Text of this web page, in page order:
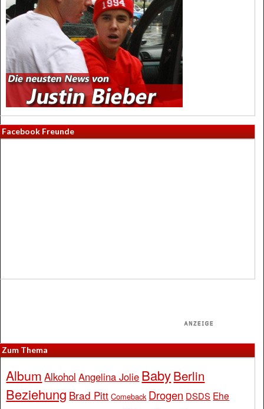
Facebook Freunde
Zum Thema
Album Alkohol Angelina Jolie BabyBerlin
Beziehung Brad Pitt Comeback Drogen DSDS Ehe